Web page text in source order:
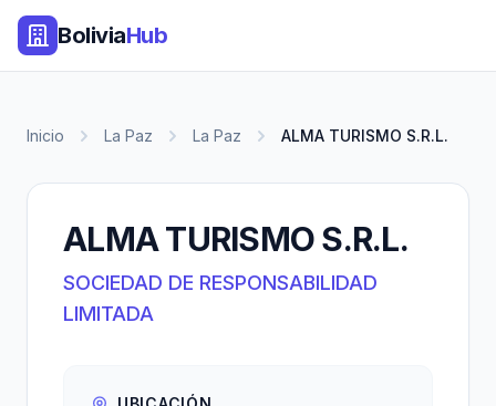
BoliviaHub
Inicio La Paz La Paz ALMA TURISMO S.R.L.
ALMA TURISMO S.R.L.
SOCIEDAD DE RESPONSABILIDAD
LIMITADA